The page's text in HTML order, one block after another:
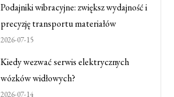
Podajniki wibracyjne: zwiększ wydajność i
precyzję transportu materiałów
2026-07-15
Kiedy wezwać serwis elektrycznych
wózków widłowych?
2026-07-14